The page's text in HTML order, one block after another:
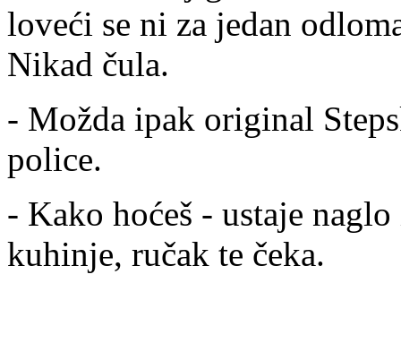
loveći se ni za jedan
Nikad čula.
- Možda ipak original
police.
- Kako hoćeš - ustaje
kuhinje, ručak te čeka.